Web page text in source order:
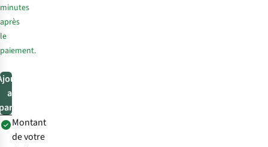
minutes
après
le
paiement.
au
Montant
de votre